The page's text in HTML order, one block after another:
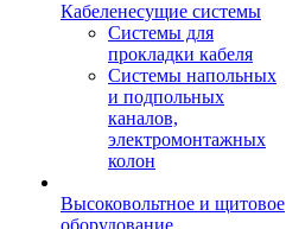
Кабеленесущие системы
Системы для
прокладки кабеля
Системы напольных
и подпольных
каналов,
электромонтажных
колон
Высоковольтное и щитовое
оборудование